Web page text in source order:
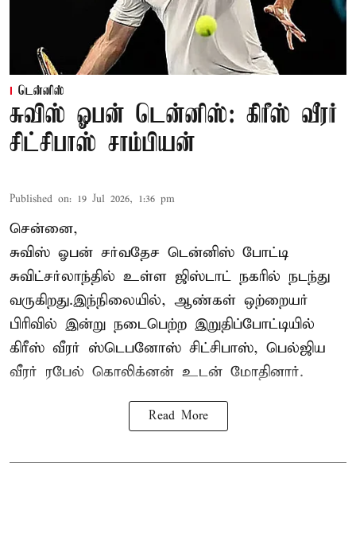
டென்னிஸ்
சுவிஸ் ஓபன் டென்னிஸ்: கிரீஸ் வீரர்
சிட்சிபாஸ் சாம்பியன்
Published on: 19 Jul 2026, 1:36 pm
சென்னை,
சுவிஸ் ஓபன் சர்வதேச டென்னிஸ் போட்டி
சுவிட்சர்லாந்தில் உள்ள ஜிஸ்டாட் நகரில் நடந்து
வருகிறது.இந்நிலையில், ஆண்கள் ஒற்றையர்
பிரிவில் இன்று நடைபெற்ற இறுதிப்போட்டியில்
கிரீஸ் வீரர் ஸ்டெபனோஸ் சிட்சிபாஸ், பெல்ஜிய
வீரர் ரபேல் கொலிக்னன் உடன் மோதினார்.
Read More